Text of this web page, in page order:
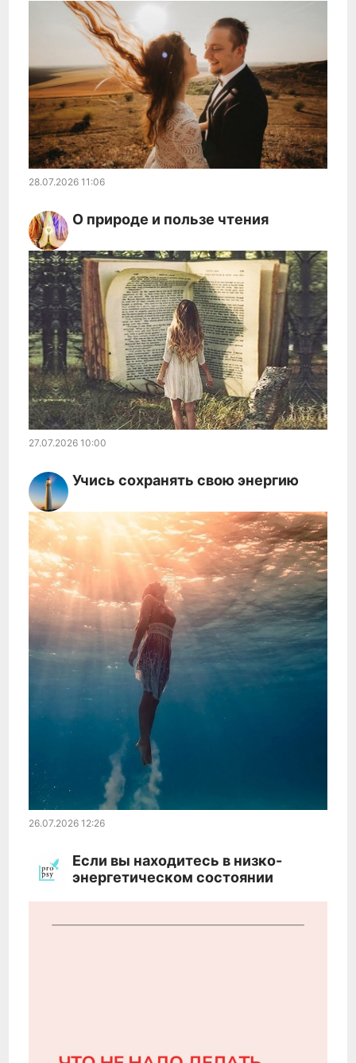
28.07.2026 11:06
О природе и пользе чтения
27.07.2026 10:00
Учись сoxpaнять свою энеpгию
26.07.2026 12:26
Если вы находитесь в низко-
энергетическом состоянии